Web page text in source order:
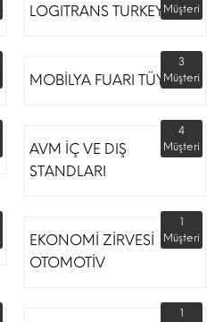
LOGITRANS TURKEY Müşteri
MOBİLYA FUARI TÜYAP
3
Müşteri
AVM İÇ VE DIŞ
STANDLARI
4
Müşteri
EKONOMİ ZİRVESİ
OTOMOTİV
1
Müşteri
1